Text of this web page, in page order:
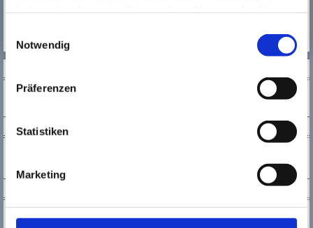
Datenschutzhinweise
Notwendig
Präferenzen
Statistiken
Marketing
NEWSLETTER
Kultur123 Stadt Rüsselsheim